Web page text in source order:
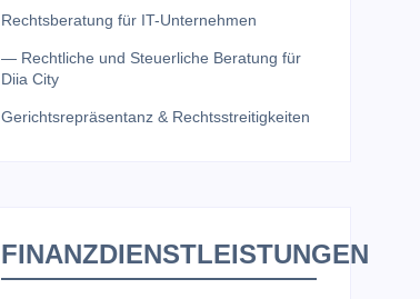
Rechtsberatung für IT-Unternehmen
— Rechtliche und Steuerliche Beratung für
Diia City
Gerichtsrepräsentanz & Rechtsstreitigkeiten
FINANZDIENSTLEISTUNGEN